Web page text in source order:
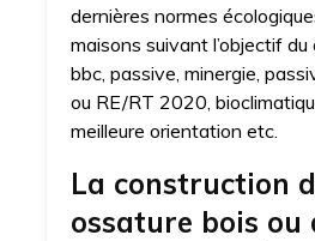
dernières normes
maisons suivant l’objectif du
bbc, passive, minergie,
ou RE/RT 2020,
meilleure orientation etc.
La construction
ossature bois ou